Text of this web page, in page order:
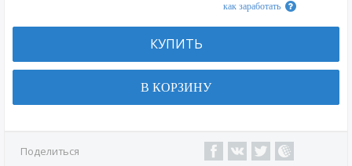
как заработать
КУПИТЬ
В КОРЗИНУ
Поделиться